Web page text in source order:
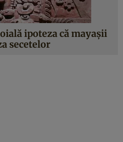
ipoteza că mayașii
secetelor